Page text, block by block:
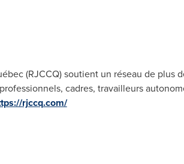
(RJCCQ) soutient un réseau de plus
cadres, travailleurs
rjccq.com/